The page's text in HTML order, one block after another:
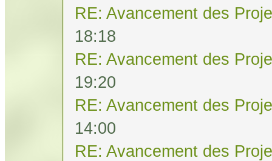
RE: Avancement des
18:18
RE: Avancement des
19:20
RE: Avancement des
14:00
RE: Avancement des